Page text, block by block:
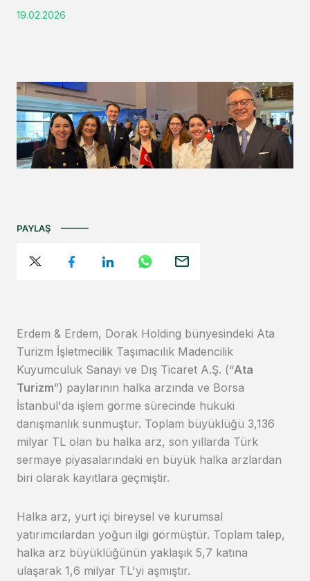
19.02.2026
Erdem & Erdem, Dorak Holding bünyesindeki Ata
Turizm İşletmecilik Taşımacılık Madencilik
Kuyumculuk Sanayi ve Dış Ticaret A.Ş. (“Ata
Turizm”) paylarının halka arzında ve Borsa
İstanbul'da işlem görme sürecinde hukuki
danışmanlık sunmuştur. Toplam büyüklüğü 3,136
milyar TL olan bu halka arz, son yıllarda Türk
sermaye piyasalarındaki en büyük halka arzlardan
biri olarak kayıtlara geçmiştir.
Halka arz, yurt içi bireysel ve kurumsal
yatırımcılardan yoğun ilgi görmüştür. Toplam talep,
halka arz büyüklüğünün yaklaşık 5,7 katına
ulaşarak 1,6 milyar TL'yi aşmıştır.
PAYLAŞ